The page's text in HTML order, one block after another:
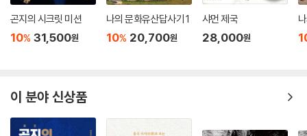
보살행을 한다. 그는 어려운 이웃들을 마치 임금을 받드는 마음으로 보살
폈으며, 그들을 위해 자신의 몸을 아끼지 않고 종처럼 일을 했다. 우리는 이
부분을 특히 눈여겨보아야 한다. 선은 관념 속에서 안주하는 것이 아니라
무염의 보살행은 매우 중요한 의미를 지닌다. 이에 감동받은 중국인들은
그를 가리켜 동방의 대보살이라 칭송하였다.
--- p.126
이러한 무염의 인문 정신은 오늘날에도 계승되어야 한다. 오늘의 세계 역
이다. 그 잔인한 폭력으로 희생된 사람들이 우리 주위에 너무도 많다. 세월
민……. 우리 스스로 자문해 보자. 진정 그들을 이념이나 이해 관계를 떠나
문의 정신이 더욱 그리워지는 요즘이다.
곤지의 시크릿 미션
10% 31,500원
나의 문화유산답사기 1
10% 20,700원
샤먼 제국
28,000원
이 분야 신상품